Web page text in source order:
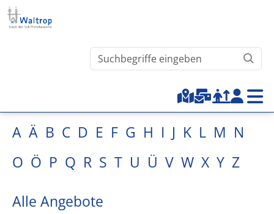
Direkt zum Inhalt
Waltrop.de durchsuchen
Top-Menu
A Ä B C D E F G H I J K L M N
O Ö P Q R S T U Ü V W X Y Z
Alle Angebote